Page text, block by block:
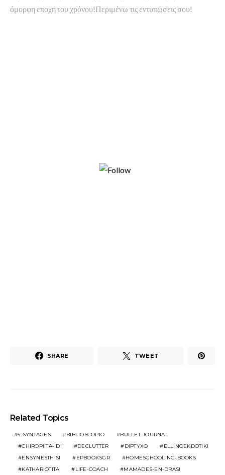
όμορφη εποχή του χρόνου!Περιμένω τις εντυπώσεις σου!
SHARE TWEET
Related Topics
5-SYNTAGES BIBLIOSCOPIO
BULLET-JOURNAL
CHIROPIITA-IDI
DECLUTTER DIPTYXO
ELLINOEKDOTIKI
ENSYNESTHISI
EPBOOKSGR
HOMESCHOOLING-BOOKS
KATHARIOTITA
LIFE-COACH
MAMADES-EN-DRASI